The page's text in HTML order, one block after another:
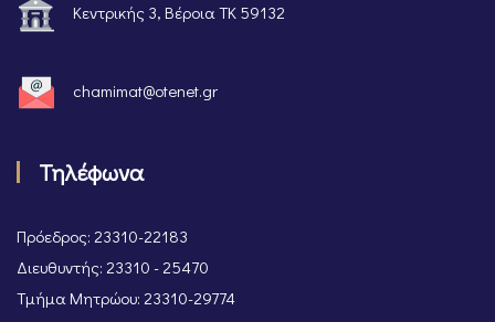
Κεντρικής 3, Βέροια ΤΚ 59132
chamimat@otenet.gr
Τηλέφωνα
Πρόεδρος: 23310-22183
Διευθυντής: 23310 - 25470
Τμήμα Μητρώου: 23310-29774